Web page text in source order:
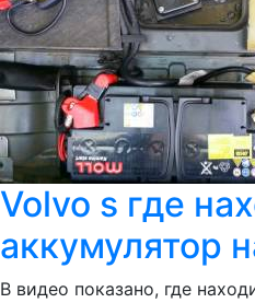
Volvo s где
аккумулятор
В видео показано, где